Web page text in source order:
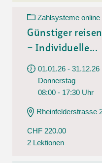
Zahlsysteme online
Günstiger
– Individuelle...
01.01.26 - 31.12.26
Donnerstag
08:00 - 17:30 Uhr
Rheinfelderstrasse
CHF 220.00
2 Lektionen